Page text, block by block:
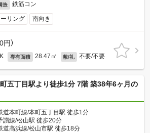
造 鉄筋コン
リング 南向き
）
専有面積 28.47㎡ 敷/礼 不要/不要
五丁目駅より徒歩1分 7階 築38年6ヶ月の
道本町線/本町五丁目駅 徒歩1分
讃線/松山駅 徒歩20分
道高浜線/松山市駅 徒歩18分